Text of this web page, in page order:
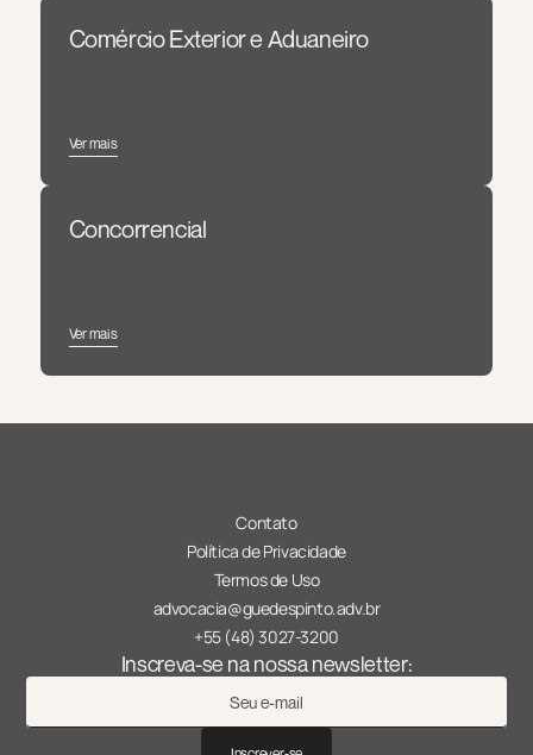
Comércio Exterior e Aduaneiro
Ver mais
Concorrencial
Ver mais
Contato
Política de Privacidade
Termos de Uso
advocacia@guedespinto.adv.br
+55 (48) 3027-3200
Inscreva-se na nossa newsletter: